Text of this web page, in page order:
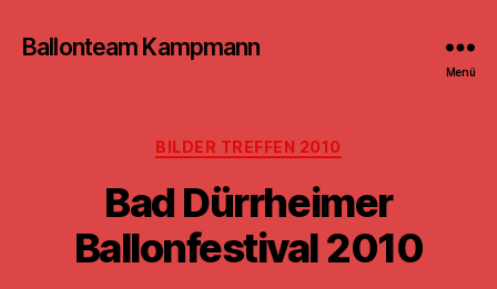
Ballonteam Kampmann
Menü
Kategorien
BILDER TREFFEN 2010
Bad Dürrheimer
Ballonfestival 2010